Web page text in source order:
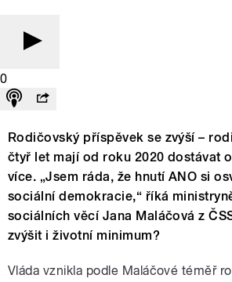
0
Rodičovský příspěvek se zvýší –
čtyř let mají od roku 2020 dostávat
více. „Jsem ráda, že hnutí ANO si
sociální demokracie,“ říká
sociálních věcí Jana Maláčová z
zvýšit i životní minimum?
Vláda vznikla podle Maláčové téměř